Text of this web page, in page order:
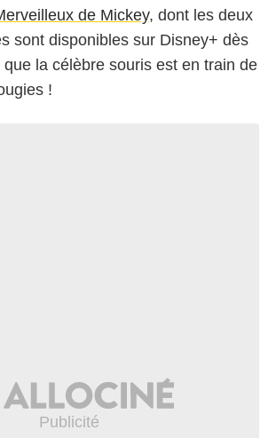
de Mickey, dont les deux
sont disponibles sur Disney+ dès
la célèbre souris est en train de
!